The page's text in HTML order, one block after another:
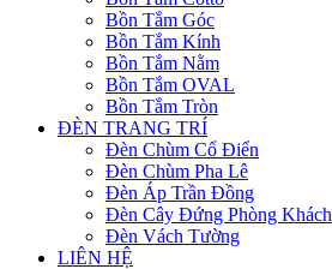
Bồn Tắm Góc
Bồn Tắm Kính
Bồn Tắm Nằm
Bồn Tắm OVAL
Bồn Tắm Tròn
ĐÈN TRANG TRÍ
Đèn Chùm Cổ Điển
Đèn Chùm Pha Lê
Đèn Áp Trần Đồng
Đèn Cây Đứng Phòng Khách
Đèn Vách Tường
LIÊN HỆ